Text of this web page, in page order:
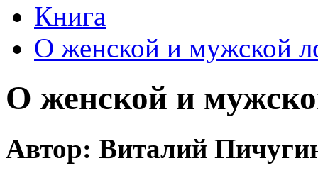
Книга
О женской и мужской
О женской и
Автор: Виталий